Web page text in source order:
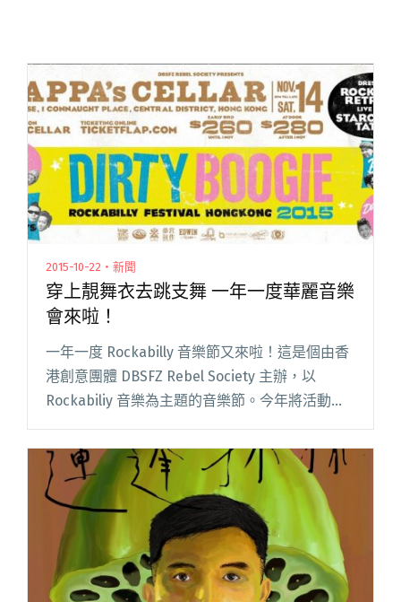
2015-10-22・新聞
穿上靚舞衣去跳支舞 一年一度華麗音樂
會來啦！
一年一度 Rockabilly 音樂節又來啦！這是個由香
港創意團體 DBSFZ Rebel Society 主辦，以
Rockabiliy 音樂為主題的音樂節。今年將活動地
點改到前往中環酒館 Grappa’s Cellar 舉辦，席上
請來不閱讀全文 "穿上靚舞衣去跳支舞 一年一度
華麗音樂會來啦！"